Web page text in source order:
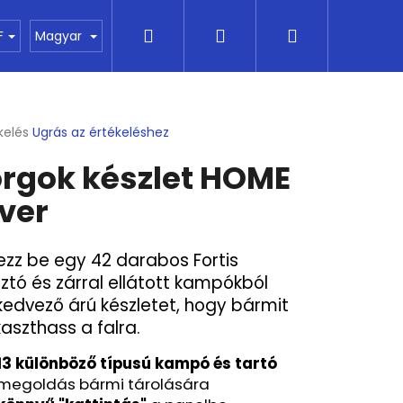
Kapcsolat Vše o nákupu Financování
Magyar Keresés Bejelentkezés
Ugrás az értékeléshez
készlet HOME
be egy 42 darabos Fortis
és zárral ellátott kampókból
árú készletet, hogy bármit
a falra.
különböző típusú kampó és tartó
bármi tárolására
Következő